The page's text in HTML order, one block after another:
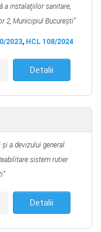
a instalaţiilor sanitare,
2, Municipiul Bucureşti”
2023, HCL 108/2024
Detalii
a devizului general
sistem rutier
Detalii